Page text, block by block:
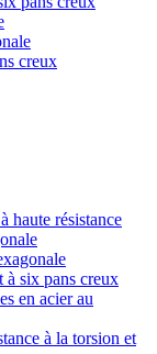
creux
haute résistance
à six pans creux
en acier au
à la torsion et